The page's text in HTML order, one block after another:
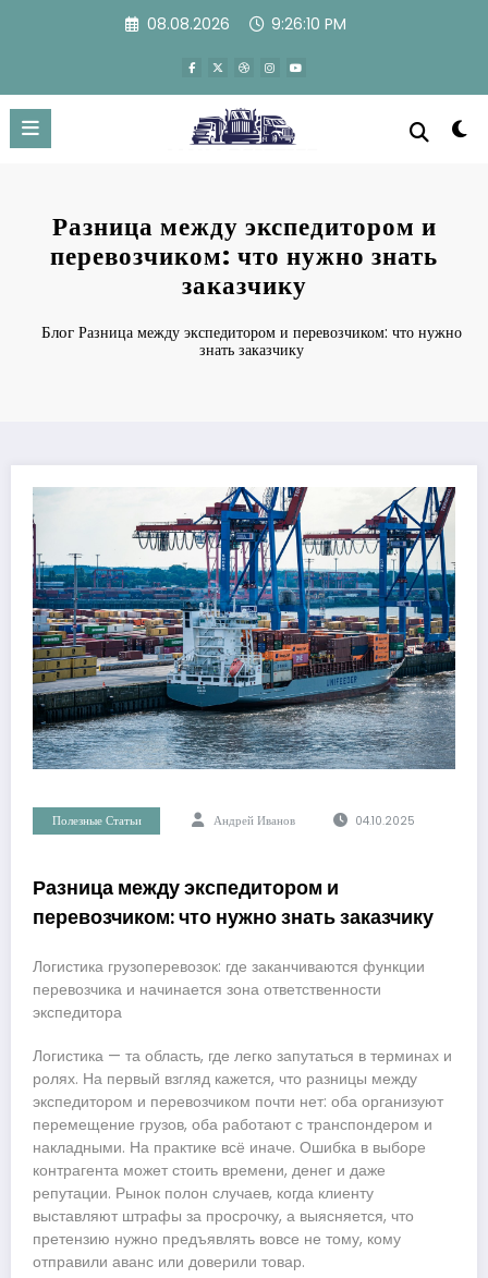
08.08.2026 9:26:11 PM
Разница между экспедитором и
перевозчиком: что нужно знать
заказчику
Блог Разница между экспедитором и перевозчиком: что нужно
знать заказчику
Полезные Статьи Андрей Иванов 04.10.2025
Разница между экспедитором и
перевозчиком: что нужно знать заказчику
Логистика грузоперевозок: где заканчиваются функции
перевозчика и начинается зона ответственности
экспедитора
Логистика — та область, где легко запутаться в терминах и
ролях. На первый взгляд кажется, что разницы между
экспедитором и перевозчиком почти нет: оба организуют
перемещение грузов, оба работают с транспондером и
накладными. На практике всё иначе. Ошибка в выборе
контрагента может стоить времени, денег и даже
репутации. Рынок полон случаев, когда клиенту
выставляют штрафы за просрочку, а выясняется, что
претензию нужно предъявлять вовсе не тому, кому
отправили аванс или доверили товар.